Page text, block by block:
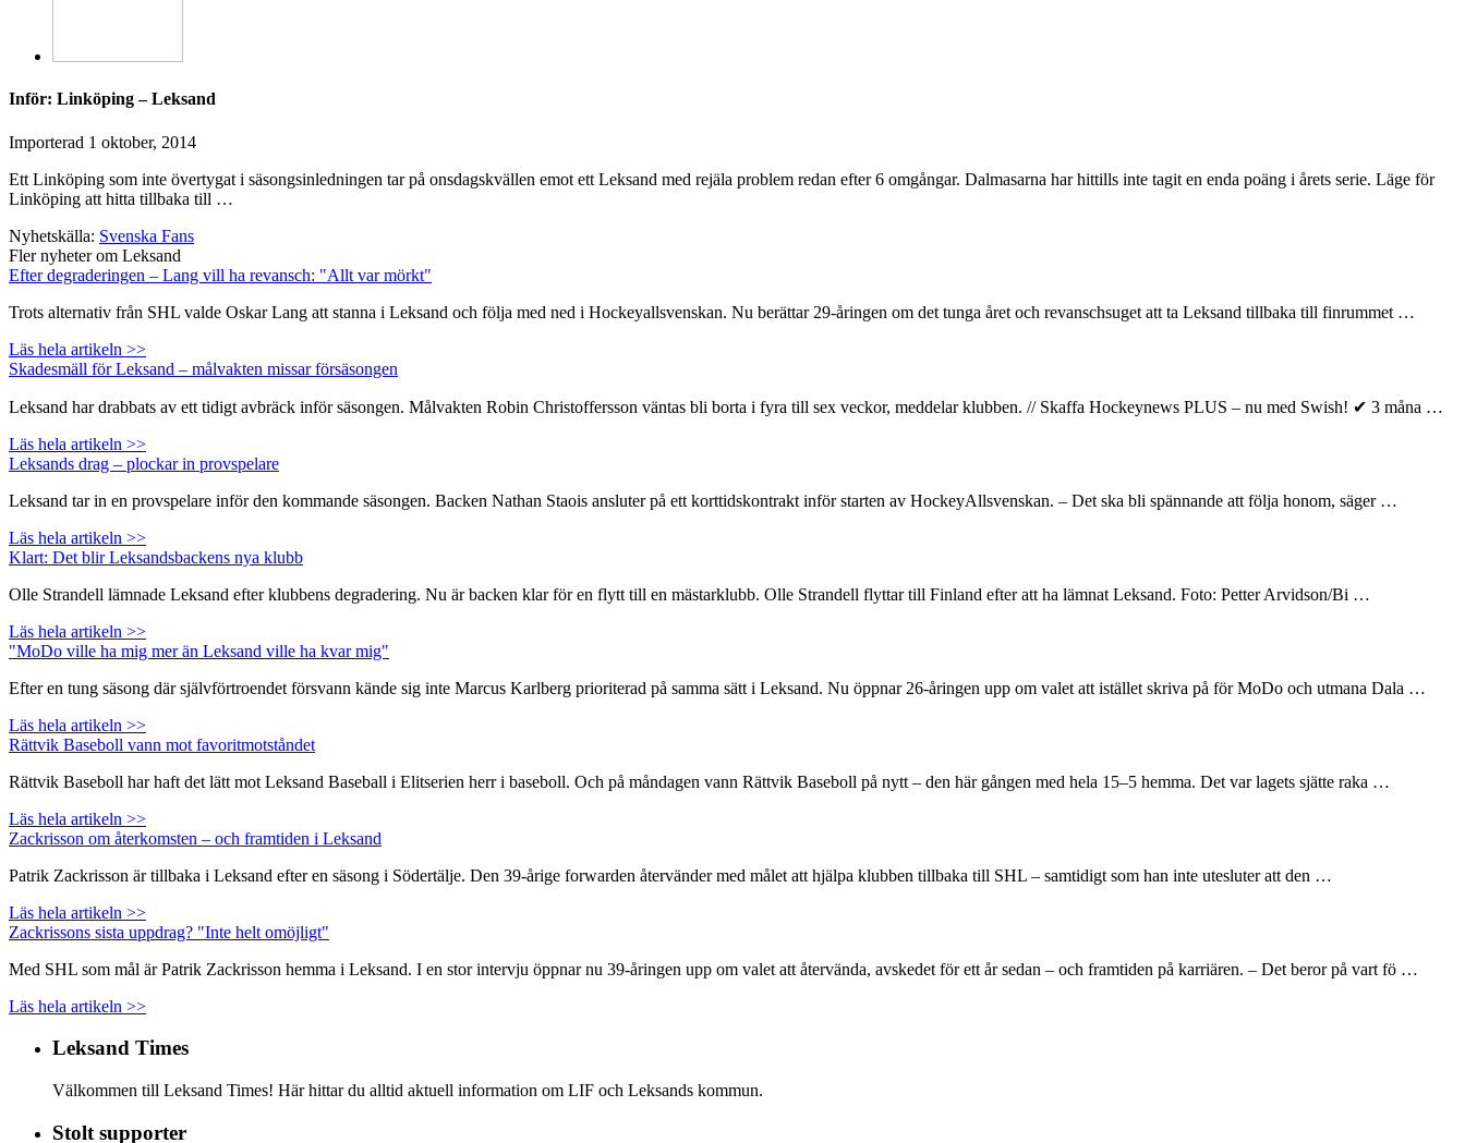
Inför: Linköping – Leksand
Importerad 1 oktober, 2014
Ett Linköping som inte övertygat i säsongsinledningen tar på onsdagskvällen emot ett Leksand med rejäla problem redan efter 6 omgångar. Dalmasarna har hittills inte tagit en enda poäng i årets serie. Läge för
Linköping att hitta tillbaka till …
Nyhetskälla: Svenska Fans
Fler nyheter om Leksand
Efter degraderingen – Lang vill ha revansch: "Allt var mörkt"
Trots alternativ från SHL valde Oskar Lang att stanna i Leksand och följa med ned i Hockeyallsvenskan. Nu berättar 29-åringen om det tunga året och revanschsuget att ta Leksand tillbaka till finrummet …
Läs hela artikeln >>
Skadesmäll för Leksand – målvakten missar försäsongen
Leksand har drabbats av ett tidigt avbräck inför säsongen. Målvakten Robin Christoffersson väntas bli borta i fyra till sex veckor, meddelar klubben. // Skaffa Hockeynews PLUS – nu med Swish! ✔ 3 måna …
Läs hela artikeln >>
Leksands drag – plockar in provspelare
Leksand tar in en provspelare inför den kommande säsongen. Backen Nathan Staois ansluter på ett korttidskontrakt inför starten av HockeyAllsvenskan. – Det ska bli spännande att följa honom, säger …
Läs hela artikeln >>
Klart: Det blir Leksandsbackens nya klubb
Olle Strandell lämnade Leksand efter klubbens degradering. Nu är backen klar för en flytt till en mästarklubb. Olle Strandell flyttar till Finland efter att ha lämnat Leksand. Foto: Petter Arvidson/Bi …
Läs hela artikeln >>
"MoDo ville ha mig mer än Leksand ville ha kvar mig"
Efter en tung säsong där självförtroendet försvann kände sig inte Marcus Karlberg prioriterad på samma sätt i Leksand. Nu öppnar 26-åringen upp om valet att istället skriva på för MoDo och utmana Dala …
Läs hela artikeln >>
Rättvik Baseboll vann mot favoritmotståndet
Rättvik Baseboll har haft det lätt mot Leksand Baseball i Elitserien herr i baseboll. Och på måndagen vann Rättvik Baseboll på nytt – den här gången med hela 15–5 hemma. Det var lagets sjätte raka …
Läs hela artikeln >>
Zackrisson om återkomsten – och framtiden i Leksand
Patrik Zackrisson är tillbaka i Leksand efter en säsong i Södertälje. Den 39-årige forwarden återvänder med målet att hjälpa klubben tillbaka till SHL – samtidigt som han inte utesluter att den …
Läs hela artikeln >>
Zackrissons sista uppdrag? "Inte helt omöjligt"
Med SHL som mål är Patrik Zackrisson hemma i Leksand. I en stor intervju öppnar nu 39-åringen upp om valet att återvända, avskedet för ett år sedan – och framtiden på karriären. – Det beror på vart fö …
Läs hela artikeln >>
Leksand Times
Välkommen till Leksand Times! Här hittar du alltid aktuell information om LIF och Leksands kommun.
Stolt supporter